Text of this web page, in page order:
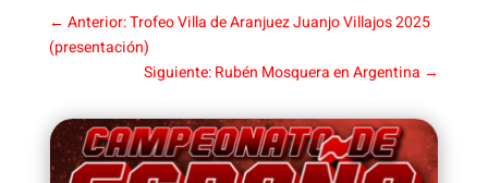
← Anterior: Trofeo Villa de Aranjuez Juanjo Villajos 2025
(presentación)
Siguiente: Rubén Mosquera en Argentina →